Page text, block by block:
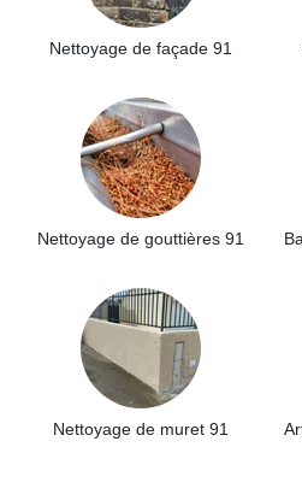
Nettoyage de façade 91
Nettoyage de gouttières 91
Nettoyage de muret 91